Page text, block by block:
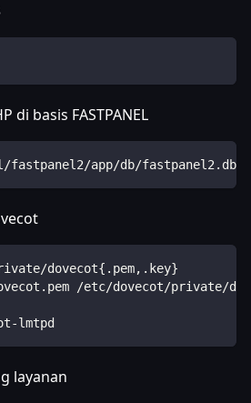
di basis FASTPANEL
app/db/fastpanel2.db
dovecot{.pem,.key}
/etc/dovecot/private/
lmtpd
layanan